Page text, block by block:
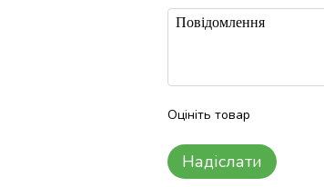
Оцініть товар
Надіслати